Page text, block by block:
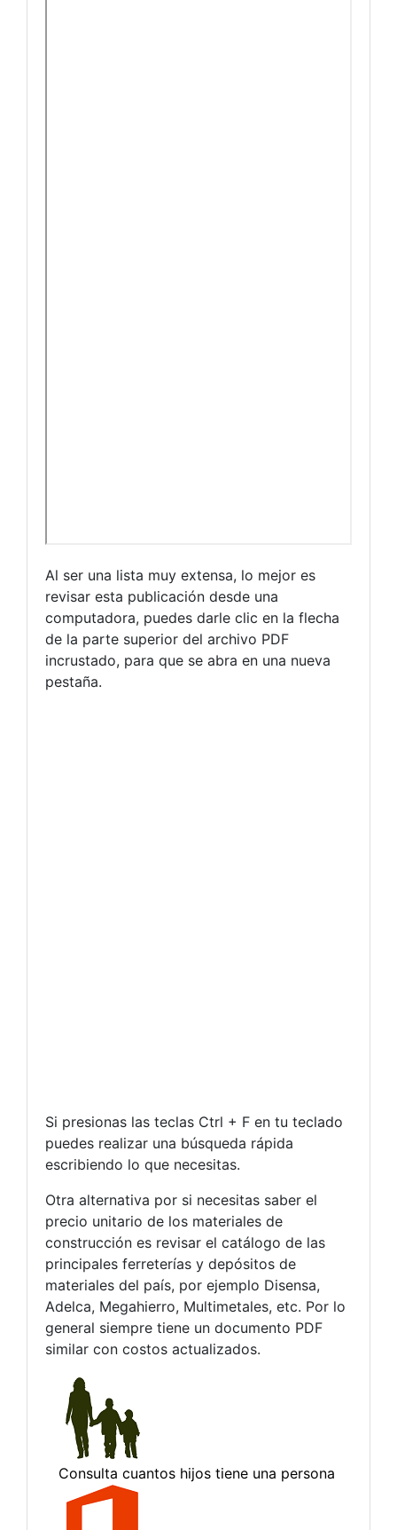
Al ser una lista muy extensa, lo mejor es
revisar esta publicación desde una
computadora, puedes darle clic en la flecha
de la parte superior del archivo PDF
incrustado, para que se abra en una nueva
pestaña.
Si presionas las teclas Ctrl + F en tu teclado
puedes realizar una búsqueda rápida
escribiendo lo que necesitas.
Otra alternativa por si necesitas saber el
precio unitario de los materiales de
construcción es revisar el catálogo de las
principales ferreterías y depósitos de
materiales del país, por ejemplo Disensa,
Adelca, Megahierro, Multimetales, etc. Por lo
general siempre tiene un documento PDF
similar con costos actualizados.